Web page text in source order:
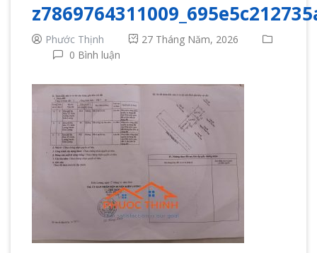
Phước Thịnh
27 Tháng Năm, 2026
0 Bình luận